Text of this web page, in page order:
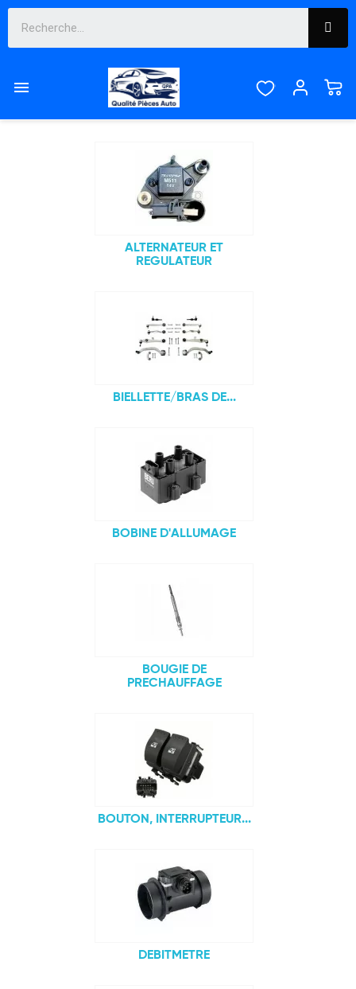

SPRINTER
Sous-catégories
ALTERNATEUR ET
REGULATEUR
BIELLETTE/BRAS DE...
BOBINE D'ALLUMAGE
BOUGIE DE
PRECHAUFFAGE
BOUTON, INTERRUPTEUR...
DEBITMETRE